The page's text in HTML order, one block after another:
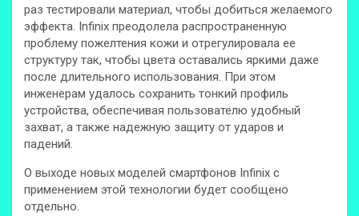
раз тестировали материал, чтобы добиться желаемого
эффекта. Infinix преодолела распространенную
проблему пожелтения кожи и отрегулировала ее
структуру так, чтобы цвета оставались яркими даже
после длительного использования. При этом
инженерам удалось сохранить тонкий профиль
устройства, обеспечивая пользователю удобный
захват, а также надежную защиту от ударов и
падений.
О выходе новых моделей смартфонов Infinix с
применением этой технологии будет сообщено
отдельно.